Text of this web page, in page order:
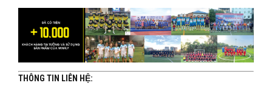
THÔNG TIN LIÊN HỆ: